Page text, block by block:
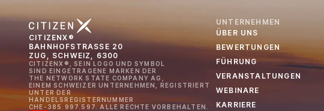
CITIZENX®
BAHNHOFSTRASSE 20
ZUG, SCHWEIZ, 6300
CITIZENX®, SEIN LOGO UND SYMBOL
SIND EINGETRAGENE MARKEN DER
THE NETWORK STATE COMPANY AG,
EINEM SCHWEIZER UNTERNEHMEN, REGISTRIERT
UNTER DER
HANDELSREGISTERNUMMER
CHE-385.997.597. ALLE RECHTE VORBEHALTEN.
UNTERNEHMEN
ÜBER UNS
BEWERTUNGEN
FÜHRUNG
VERANSTALTUNGEN
WEBINARE
KARRIERE